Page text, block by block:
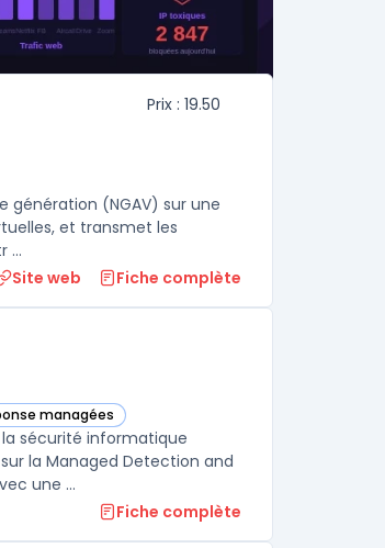
Prix : 19.50
génération (NGAV) sur une
et transmet les
...
Site web Fiche complète
managées
Managés pour MSP dans cette catégorie
la sécurité informatique
la Managed Detection and
Response (MDR), ces services assurent une surveillance constante des menaces, avec une ...
Fiche complète